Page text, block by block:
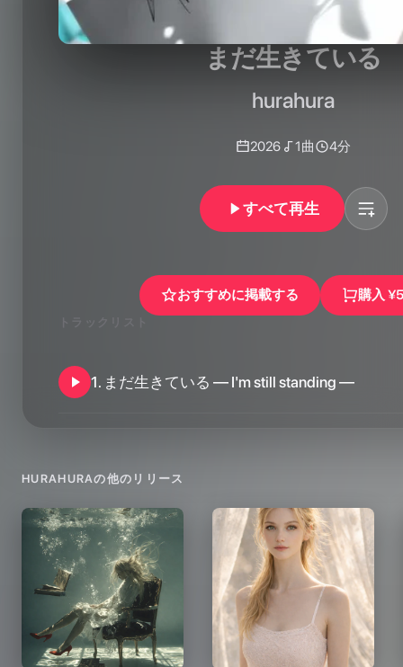
まだ生きている
hurahura
2026 1曲 4分
すべて再生
おすすめに掲載する 購入
1. まだ生きている ― I'm still standing ―
HURAHURAの他のリリース